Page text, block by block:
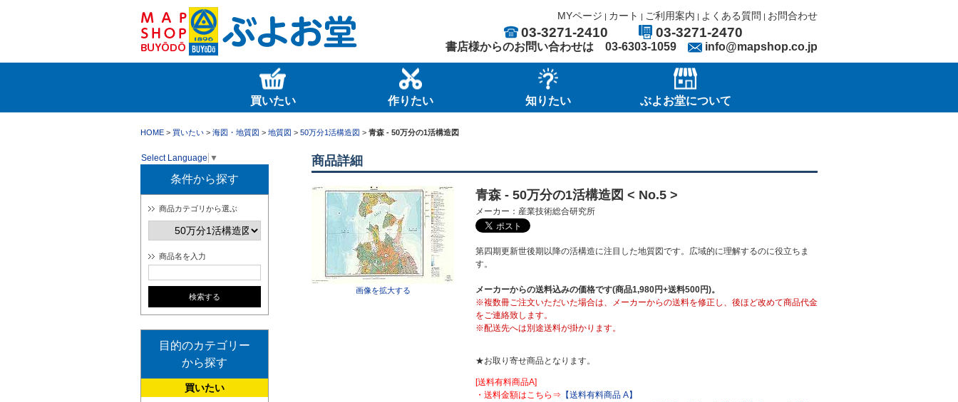
MYページ | カート | ご利用案内 | よくある質問 | お問合わせ
03-3271-2410 03-3271-2470
書店様からのお問い合わせは 03-6303-1059 info@mapshop.co.jp
買いたい 作りたい 知りたい ぶよお堂について
HOME > 買いたい > 海図・地質図 > 地質図 > 50万分1活構造図 > 青森 - 50万分の1活構造図
Select Language ▼
条件から探す
商品カテゴリから選ぶ
商品名を入力
目的のカテゴリー
から探す
買いたい
商品詳細
画像を拡大する
青森 - 50万分の1活構造図 < No.5 >
メーカー：産業技術総合研究所
第四期更新世後期以降の活構造に注目した地質図です。広域的に理解するのに役立ちま
す。
メーカーからの送料込みの価格です(商品1,980円+送料500円)。
※複数冊ご注文いただいた場合は、メーカーからの送料を修正し、後ほど改めて商品代金
をご連絡致します。
※配送先へは別途送料が掛かります。
★お取り寄せ商品となります。
[送料有料商品A]
・送料金額はこちら⇒ 【送料有料商品 A】